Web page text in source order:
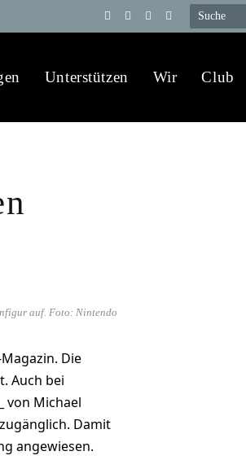
Telegram
YouTube
X
WhatsApp
Unterstützen Wir Club
auf. Foto: Nintendo
Die
Auch bei
von Michael
Damit
angewiesen.